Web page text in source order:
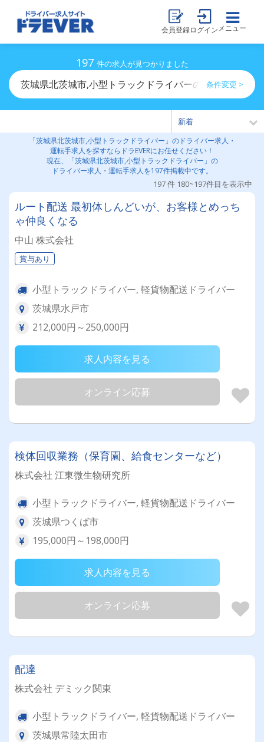
会員登録ログイン メニュー
197 件の求人が見つかりました
茨城県北茨城市,小型トラックドライバーのドライバー求
条件変更 >
「茨城県北茨城市,小型トラックドライバー」のドライバー求人・
運転手求人を探すならドラEVERにお任せください！
現在、「茨城県北茨城市,小型トラックドライバー」の
ドライバー求人・運転手求人を197件掲載中です。
197 件 180~197件目を表示中
ルート配送 最初体しんどいが、お客様とめっち
ゃ仲良くなる
中山 株式会社
賞与あり
小型トラックドライバー, 軽貨物配送ドライバー
茨城県水戸市
212,000円～250,000円
求人内容を見る
オンライン応募
検体回収業務（保育園、給食センターなど）
株式会社 江東微生物研究所
小型トラックドライバー, 軽貨物配送ドライバー
茨城県つくば市
195,000円～198,000円
求人内容を見る
オンライン応募
配達
株式会社 デミック関東
小型トラックドライバー, 軽貨物配送ドライバー
茨城県常陸太田市